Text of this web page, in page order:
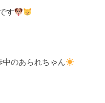
す
のあられちゃん